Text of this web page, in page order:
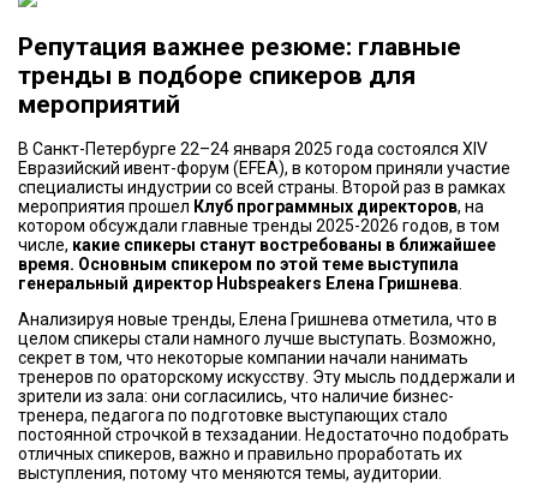
Репутация важнее резюме: главные
тренды в подборе спикеров для
мероприятий
В Санкт-Петербурге 22–24 января 2025 года состоялся XIV
Евразийский ивент-форум (EFEA), в котором приняли участие
специалисты индустрии со всей страны. Второй раз в рамках
мероприятия прошел Клуб программных директоров, на
котором обсуждали главные тренды 2025-2026 годов, в том
числе, какие спикеры станут востребованы в ближайшее
время. Основным спикером по этой теме выступила
генеральный директор Hubspeakers Елена Гришнева.
Анализируя новые тренды, Елена Гришнева отметила, что в
целом спикеры стали намного лучше выступать. Возможно,
секрет в том, что некоторые компании начали нанимать
тренеров по ораторскому искусству. Эту мысль поддержали и
зрители из зала: они согласились, что наличие бизнес-
тренера, педагога по подготовке выступающих стало
постоянной строчкой в техзадании. Недостаточно подобрать
отличных спикеров, важно и правильно проработать их
выступления, потому что меняются темы, аудитории.